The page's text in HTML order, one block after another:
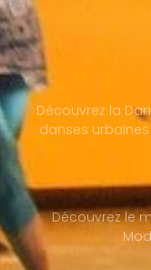
Découvrez la
danses
Découvrez le